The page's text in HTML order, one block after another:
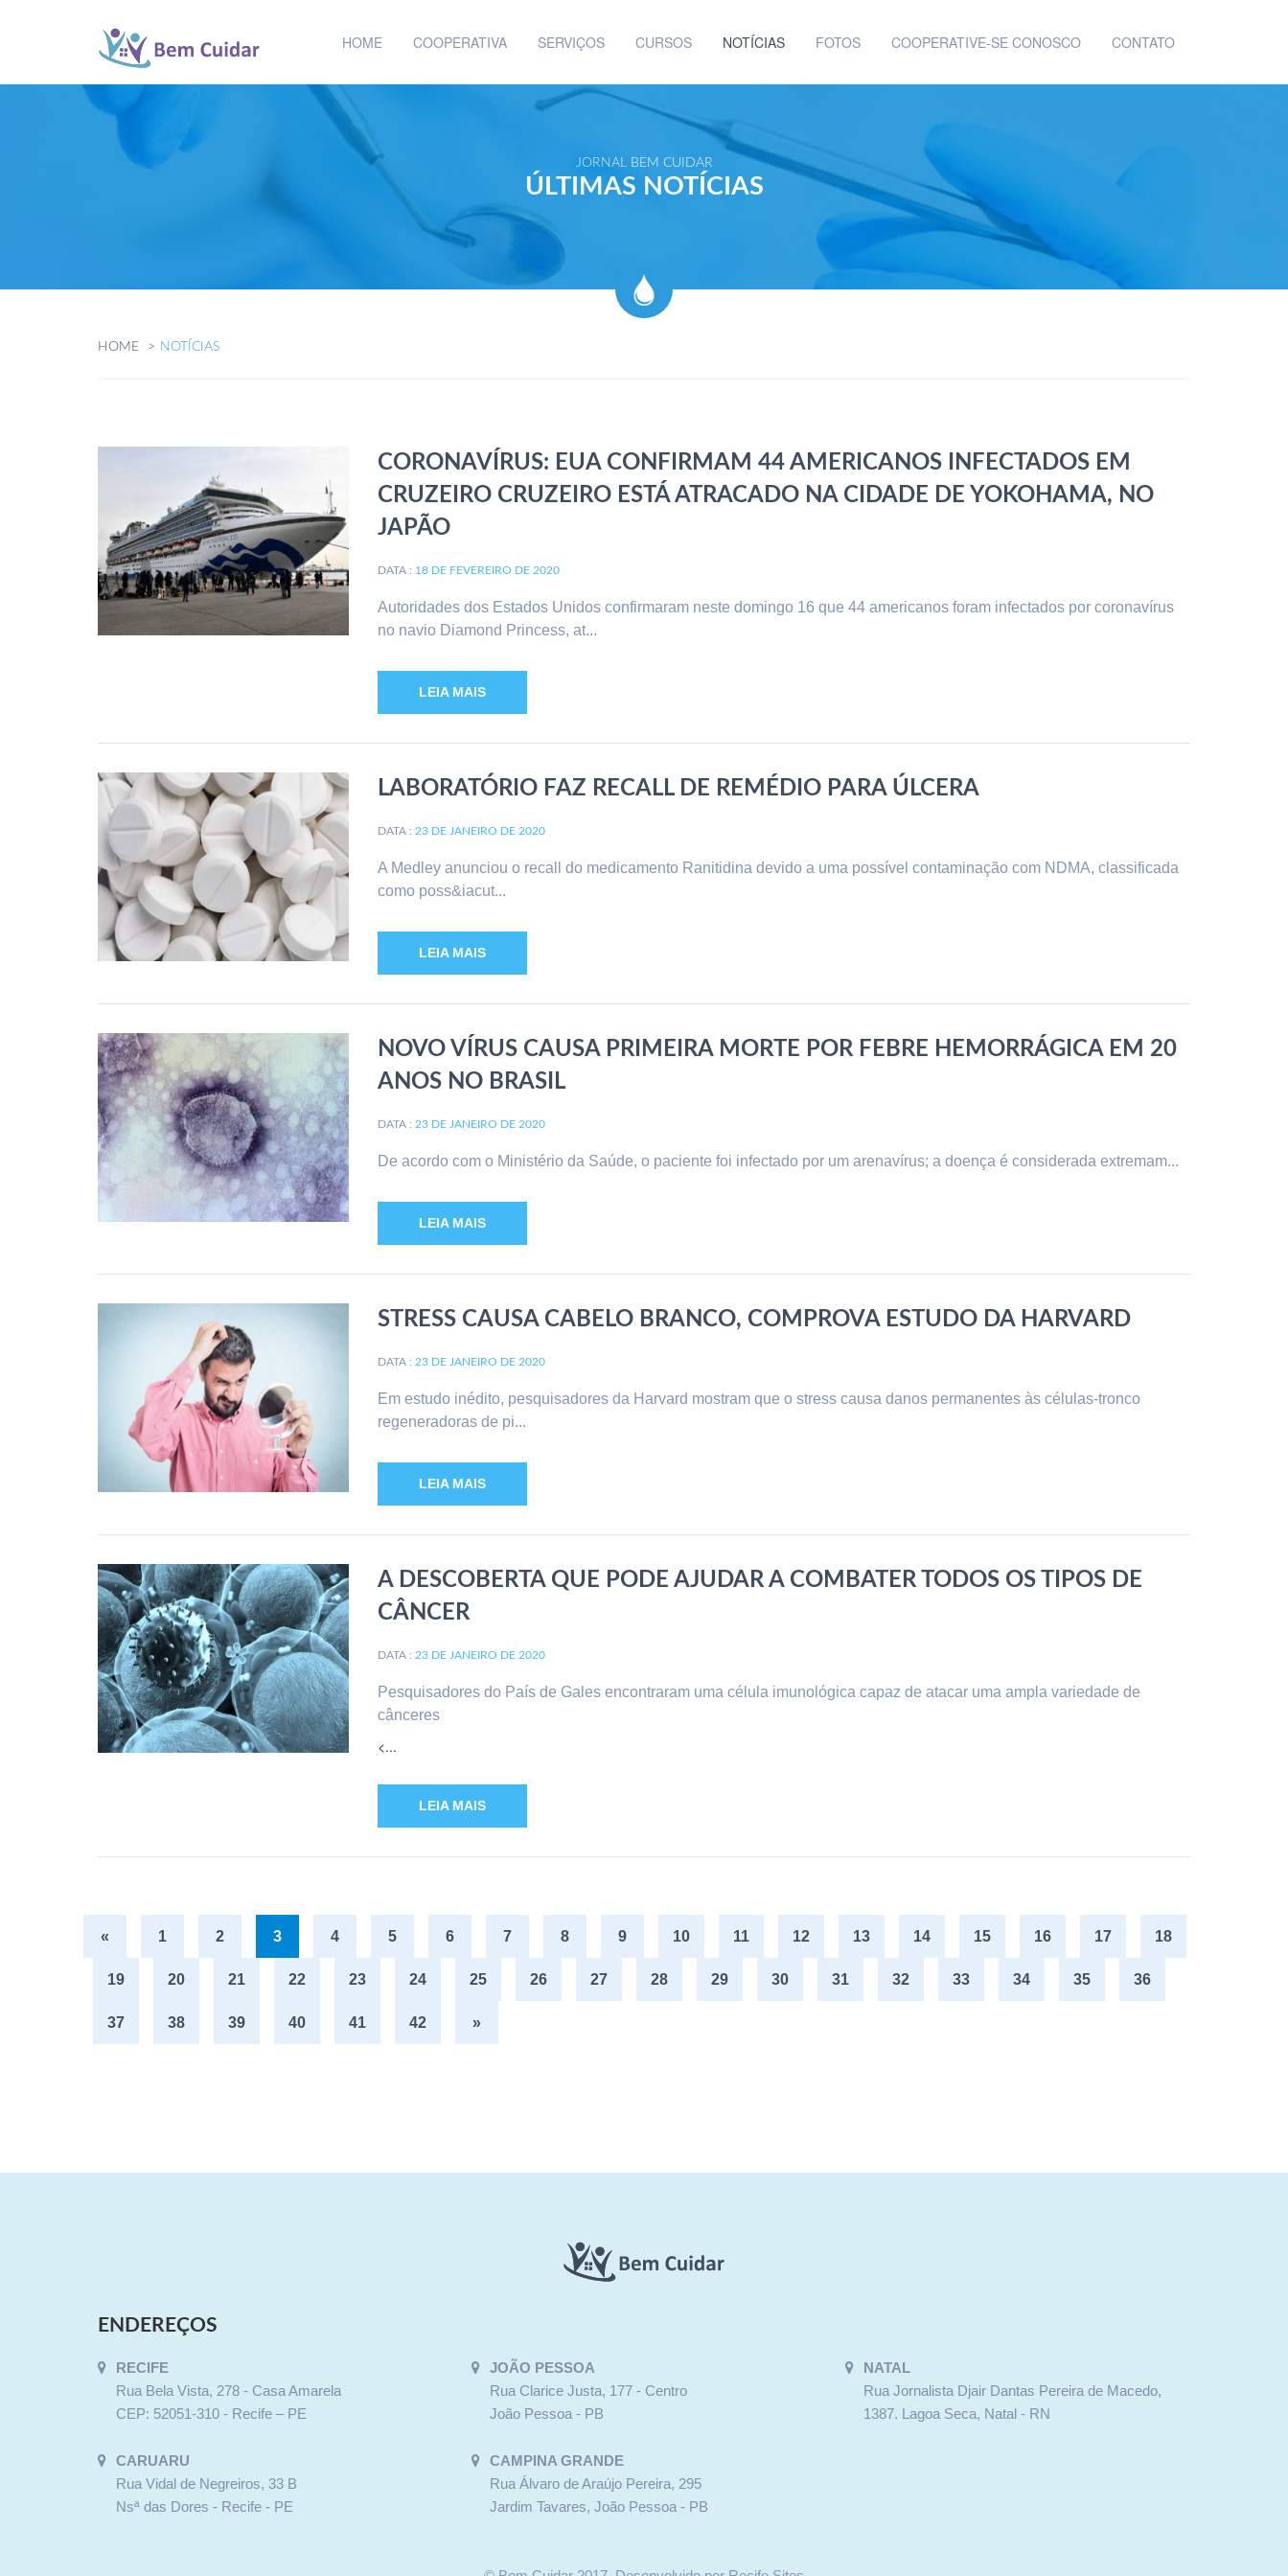
HOME COOPERATIVA SERVIÇOS CURSOS NOTÍCIAS FOTOS COOPERATIVE-SE CONOSCO CONTATO
JORNAL BEM CUIDAR
ÚLTIMAS NOTÍCIAS
HOME NOTÍCIAS
CORONAVÍRUS: EUA CONFIRMAM 44 AMERICANOS INFECTADOS EM
CRUZEIRO CRUZEIRO ESTÁ ATRACADO NA CIDADE DE YOKOHAMA, NO
JAPÃO
DATA : 18 DE FEVEREIRO DE 2020
Autoridades dos Estados Unidos confirmaram neste domingo 16 que 44 americanos foram infectados por coronavírus
no navio Diamond Princess, at...
LEIA MAIS
LABORATÓRIO FAZ RECALL DE REMÉDIO PARA ÚLCERA
DATA : 23 DE JANEIRO DE 2020
A Medley anunciou o recall do medicamento Ranitidina devido a uma possível contaminação com NDMA, classificada
como poss&iacut...
LEIA MAIS
NOVO VÍRUS CAUSA PRIMEIRA MORTE POR FEBRE HEMORRÁGICA EM 20
ANOS NO BRASIL
DATA : 23 DE JANEIRO DE 2020
De acordo com o Ministério da Saúde, o paciente foi infectado por um arenavírus; a doença é considerada extremam...
LEIA MAIS
STRESS CAUSA CABELO BRANCO, COMPROVA ESTUDO DA HARVARD
DATA : 23 DE JANEIRO DE 2020
Em estudo inédito, pesquisadores da Harvard mostram que o stress causa danos permanentes às células-tronco
regeneradoras de pi...
LEIA MAIS
A DESCOBERTA QUE PODE AJUDAR A COMBATER TODOS OS TIPOS DE
CÂNCER
DATA : 23 DE JANEIRO DE 2020
Pesquisadores do País de Gales encontraram uma célula imunológica capaz de atacar uma ampla variedade de
cânceres
<...
LEIA MAIS
« 1 2 3 4 5 6 7 8 9 10 11 12 13 14 15 16 17 18
19 20 21 22 23 24 25 26 27 28 29 30 31 32 33 34 35 36
37 38 39 40 41 42 »
ENDEREÇOS
RECIFE
Rua Bela Vista, 278 - Casa Amarela
CEP: 52051-310 - Recife – PE
JOÃO PESSOA
Rua Clarice Justa, 177 - Centro
João Pessoa - PB
NATAL
Rua Jornalista Djair Dantas Pereira de Macedo,
1387. Lagoa Seca, Natal - RN
CARUARU
Rua Vidal de Negreiros, 33 B
Nsª das Dores - Recife - PE
CAMPINA GRANDE
Rua Álvaro de Araújo Pereira, 295
Jardim Tavares, João Pessoa - PB